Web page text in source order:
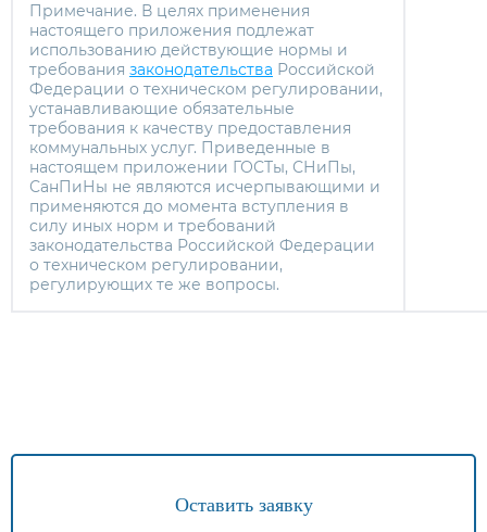
Примечание. В целях применения
настоящего приложения подлежат
использованию действующие нормы и
требования законодательства Российской
Федерации о техническом регулировании,
устанавливающие обязательные
требования к качеству предоставления
коммунальных услуг. Приведенные в
настоящем приложении ГОСТы, СНиПы,
СанПиНы не являются исчерпывающими и
применяются до момента вступления в
силу иных норм и требований
законодательства Российской Федерации
о техническом регулировании,
регулирующих те же вопросы.
Оставить заявку